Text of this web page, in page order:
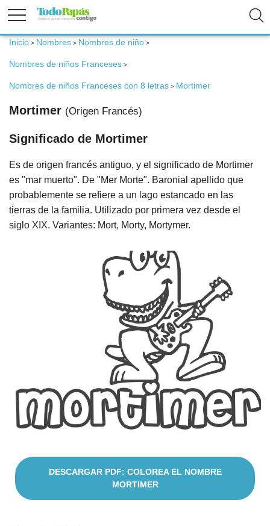
Bebé
Niños
Padres
Inicio > Nombres > Nombres de niño >
Nombres de niños Franceses >
Nombres de niños Franceses con 8 letras > Mortimer
Mortimer (Origen Francés)
Significado de Mortimer
Es de origen francés antiguo, y el significado de Mortimer
es "mar muerto". De "Mer Morte". Baronial apellido que
probablemente se refiere a un lago estancado en las
tierras de la familia. Utilizado por primera vez desde el
siglo XIX. Variantes: Mort, Morty, Mortymer.
DESCARGAR PDF: COLOREA EL NOMBRE
MORTIMER